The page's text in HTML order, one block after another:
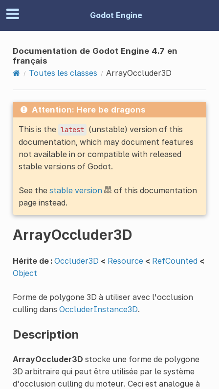
Godot Engine
Documentation de Godot Engine 4.7 en
français
Toutes les classes
ArrayOccluder3D
Attention: Here be dragons
This is the latest (unstable) version of this
documentation, which may document features
not available in or compatible with released
stable versions of Godot.
See the stable version
of this documentation
page instead.
ArrayOccluder3D
Hérite de : Occluder3D < Resource < RefCounted <
Object
Forme de polygone 3D à utiliser avec l'occlusion
culling dans OccluderInstance3D.
Description
ArrayOccluder3D stocke une forme de polygone
3D arbitraire qui peut être utilisée par le système
d'occlusion culling du moteur. Ceci est analogue à